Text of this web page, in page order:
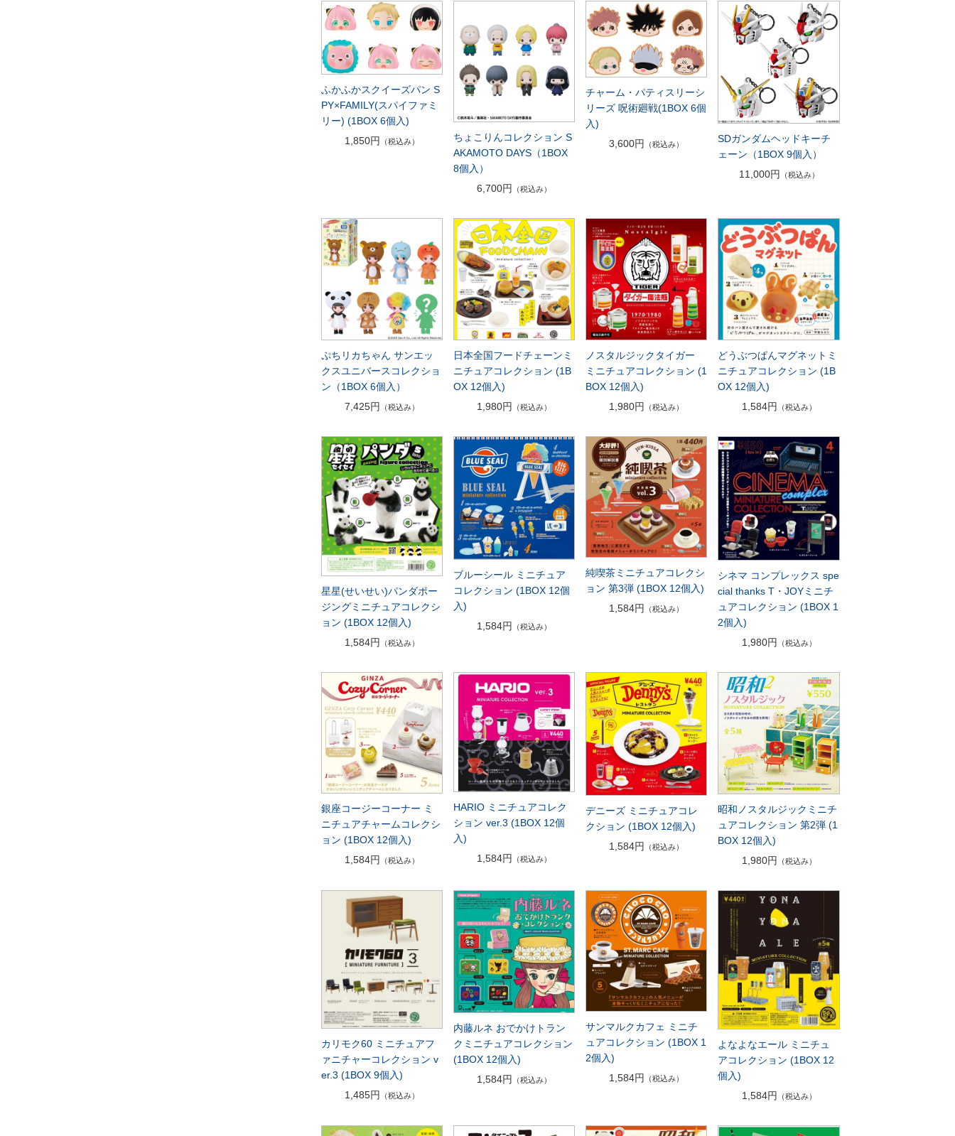
ふかふかスクイーズパン S
PY×FAMILY(スパイファミ
リー) (1BOX 6個入)
1,850円
（税込み）
ちょこりんコレクション S
AKAMOTO DAYS（1BOX
8個入）
6,700円
（税込み）
チャーム・パティスリーシ
リーズ 呪術廻戦(1BOX 6個
入)
3,600円
（税込み）
SDガンダムヘッドキーチ
ェーン（1BOX 9個入）
11,000円 （税込み）
ぷちリカちゃん サンエッ
クスユニバースコレクショ
ン（1BOX 6個入）
7,425円 （税込み）
日本全国フードチェーンミ
ニチュアコレクション (1B
OX 12個入)
1,980円 （税込み）
ノスタルジックタイガー
ミニチュアコレクション (1
BOX 12個入)
1,980円
（税込み）
どうぶつぱんマグネットミ
ニチュアコレクション (1B
OX 12個入)
1,584円 （税込み）
星星(せいせい)パンダポー
ジングミニチュアコレクシ
ョン (1BOX 12個入)
1,584円
（税込み）
ブルーシール ミニチュア
コレクション (1BOX 12個
入)
1,584円
（税込み）
純喫茶ミニチュアコレクシ
ョン 第3弾 (1BOX 12個入)
1,584円
（税込み）
シネマ コンプレックス spe
cial thanks T・JOYミニチ
ュアコレクション (1BOX 1
2個入)
1,980円
（税込み）
銀座コージーコーナー ミ
ニチュアチャームコレクシ
ョン (1BOX 12個入)
1,584円
（税込み）
HARIO ミニチュアコレク
ション ver.3 (1BOX 12個
入)
1,584円 （税込み）
デニーズ ミニチュアコレ
クション (1BOX 12個入)
1,584円
（税込み）
昭和ノスタルジックミニチ
ュアコレクション 第2弾 (1
BOX 12個入)
1,980円 （税込み）
カリモク60 ミニチュアフ
ァニチャーコレクション v
er.3 (1BOX 9個入)
1,485円
（税込み）
内藤ルネ おでかけトラン
クミニチュアコレクション
(1BOX 12個入)
1,584円
（税込み）
サンマルクカフェ ミニチ
ュアコレクション (1BOX 1
2個入)
1,584円
（税込み）
よなよなエール ミニチュ
アコレクション (1BOX 12
個入)
1,584円 （税込み）